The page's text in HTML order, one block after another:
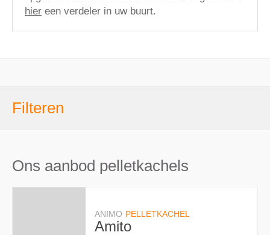
hier een verdeler in uw buurt.
Filteren
Ons aanbod pellet­kachels
ANIMO PELLETKACHEL
Amito